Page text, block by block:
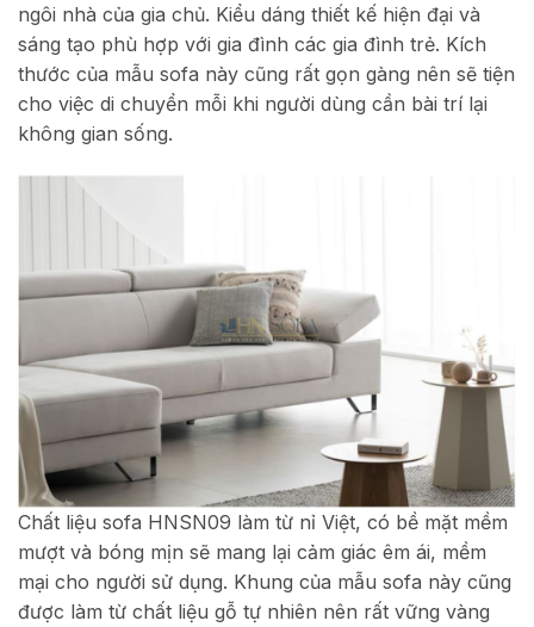
ngôi nhà của gia chủ. Kiểu dáng thiết kế hiện đại và
sáng tạo phù hợp với gia đình các gia đình trẻ. Kích
thước của mẫu sofa này cũng rất gọn gàng nên sẽ tiện
cho việc di chuyển mỗi khi người dùng cần bài trí lại
không gian sống.
Chất liệu sofa HNSN09 làm từ nỉ Việt, có bề mặt mềm
mượt và bóng mịn sẽ mang lại cảm giác êm ái, mềm
mại cho người sử dụng. Khung của mẫu sofa này cũng
được làm từ chất liệu gỗ tự nhiên nên rất vững vàng